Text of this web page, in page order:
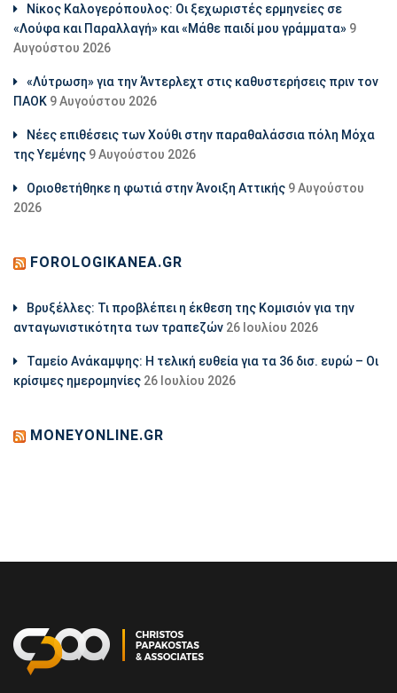
Νίκος Καλογερόπουλος: Οι ξεχωριστές ερμηνείες σε
«Λούφα και Παραλλαγή» και «Μάθε παιδί μου γράμματα» 9
Αυγούστου 2026
«Λύτρωση» για την Άντερλεχτ στις καθυστερήσεις πριν τον
ΠΑΟΚ 9 Αυγούστου 2026
Νέες επιθέσεις των Χούθι στην παραθαλάσσια πόλη Μόχα
της Υεμένης 9 Αυγούστου 2026
Οριοθετήθηκε η φωτιά στην Άνοιξη Αττικής 9 Αυγούστου
2026
FOROLOGIKANEA.GR
Βρυξέλλες: Τι προβλέπει η έκθεση της Κομισιόν για την
ανταγωνιστικότητα των τραπεζών 26 Ιουλίου 2026
Ταμείο Ανάκαμψης: Η τελική ευθεία για τα 36 δισ. ευρώ – Οι
κρίσιμες ημερομηνίες 26 Ιουλίου 2026
MONEYONLINE.GR